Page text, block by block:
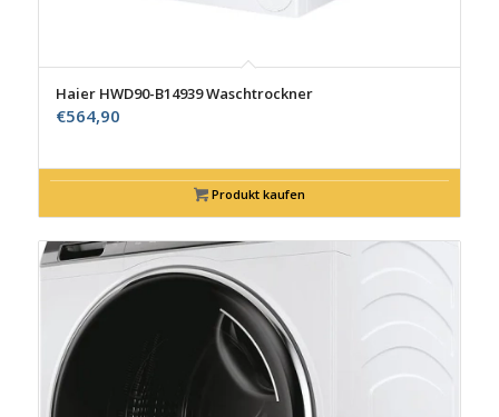
Haier HWD90-B14939 Waschtrockner
€564,90
Produkt kaufen